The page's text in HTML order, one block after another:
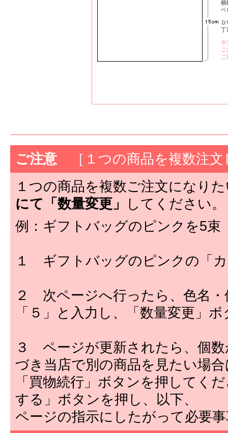
横
ベ
丁
ご注意 ［１つの商品を複数注文
１つの商品を複数ご注文になり
にて「数量変更」
してください。
例：ギフトバッグのピンクを5束
１ ギフトバッグのピンクの「
２ 次ページへ行ったら、色名
「５」と入力し、「数量変更」
３ ページが更新されたら、個
づき当店で別の商品を見たい場
「買物続行」ボタンを押してく
する」ボタンを押し、以下、
ページの指示にしたがって必要